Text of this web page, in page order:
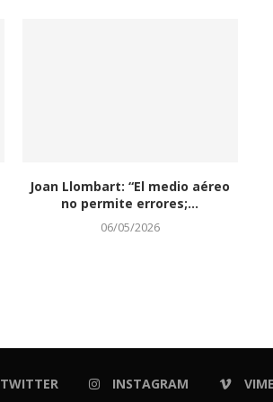
Joan Llombart: “El medio aéreo
no permite errores;...
06/05/2026
TWITTER INSTAGRAM